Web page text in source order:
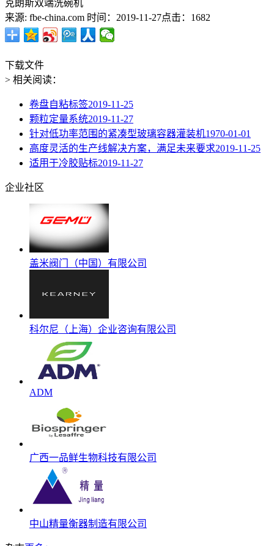
克朗斯双端洗碗机
来源: fbe-china.com 时间：2019-11-27点击：1682
下载文件
> 相关阅读：
卷盘自粘标签2019-11-25
颗粒定量系统2019-11-27
针对低功率范围的紧凑型玻璃容器灌装机1970-01-01
高度灵活的生产线解决方案，满足未来要求2019-11-25
适用于冷胶贴标2019-11-27
企业社区
盖米阀门（中国）有限公司
科尔尼（上海）企业咨询有限公司
ADM
广西一品鲜生物科技有限公司
中山精量衡器制造有限公司